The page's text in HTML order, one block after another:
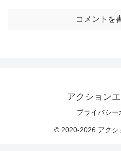
コメントを
アクション
プライバシー
© 2020-2026 アクシ